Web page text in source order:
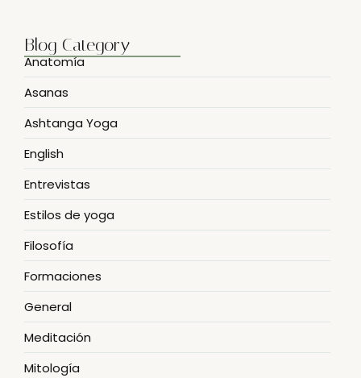
Blog Category
Anatomía
Asanas
Ashtanga Yoga
English
Entrevistas
Estilos de yoga
Filosofía
Formaciones
General
Meditación
Mitología